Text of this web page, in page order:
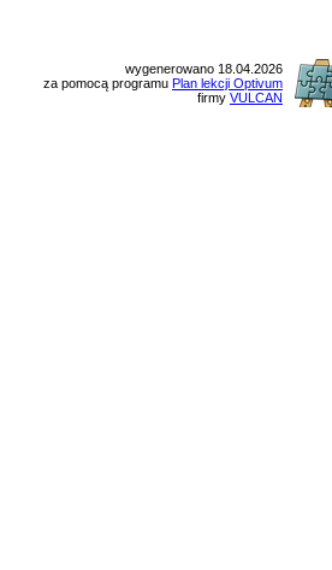
wygenerowano 18.04.2026
za pomocą programu Plan lekcji Optivum
firmy VULCAN